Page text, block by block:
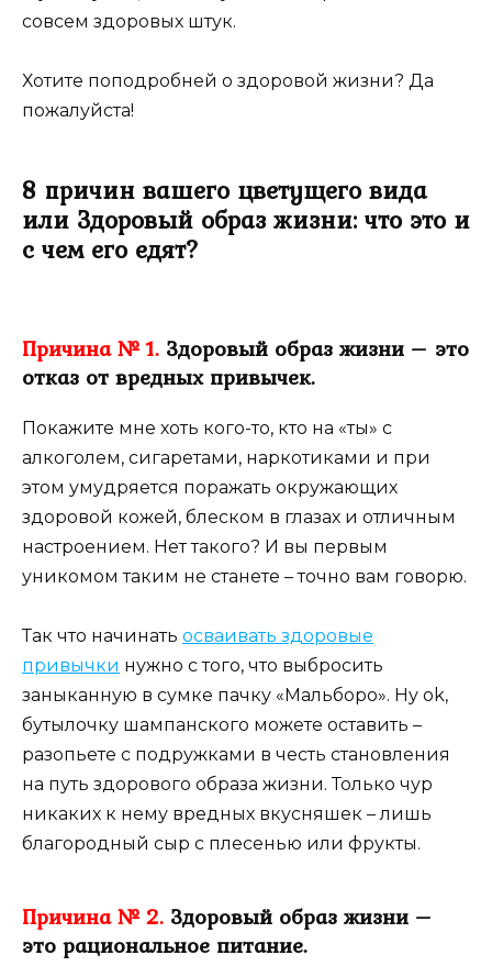
совсем здоровых штук.
Хотите поподробней о здоровой жизни? Да
пожалуйста!
8 причин вашего цветущего вида
или Здоровый образ жизни: что это и
с чем его едят?
Причина № 1. Здоровый образ жизни – это
отказ от вредных привычек.
Покажите мне хоть кого-то, кто на «ты» с
алкоголем, сигаретами, наркотиками и при
этом умудряется поражать окружающих
здоровой кожей, блеском в глазах и отличным
настроением. Нет такого? И вы первым
уникомом таким не станете – точно вам говорю.
Так что начинать осваивать здоровые
привычки нужно с того, что выбросить
заныканную в сумке пачку «Мальборо». Ну ok,
бутылочку шампанского можете оставить –
разопьете с подружками в честь становления
на путь здорового образа жизни. Только чур
никаких к нему вредных вкусняшек – лишь
благородный сыр с плесенью или фрукты.
Причина № 2. Здоровый образ жизни –
это рациональное питание.